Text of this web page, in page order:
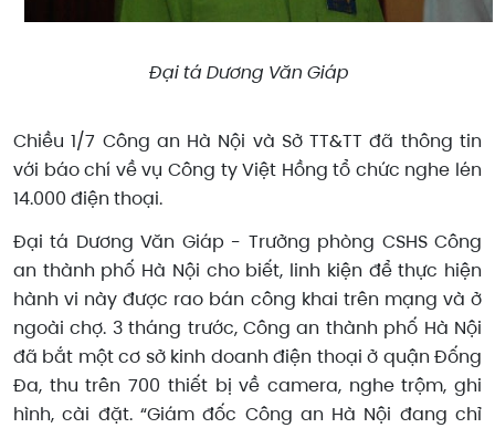
Đại tá Dương Văn Giáp
Chiều 1/7 Công an Hà Nội và Sở TT&TT đã thông tin
với báo chí về vụ Công ty Việt Hồng tổ chức nghe lén
14.000 điện thoại.
Đại tá Dương Văn Giáp - Trưởng phòng CSHS Công
an thành phố Hà Nội cho biết, linh kiện để thực hiện
hành vi này được rao bán công khai trên mạng và ở
ngoài chợ. 3 tháng trước, Công an thành phố Hà Nội
đã bắt một cơ sở kinh doanh điện thoại ở quận Đống
Đa, thu trên 700 thiết bị về camera, nghe trộm, ghi
hình, cài đặt. “Giám đốc Công an Hà Nội đang chỉ